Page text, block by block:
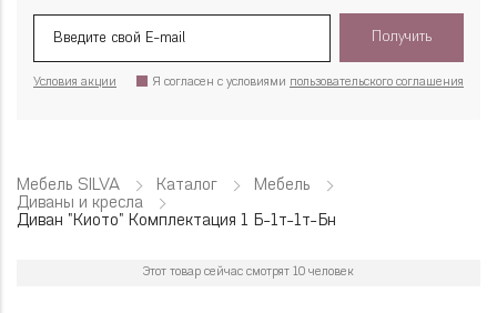
Получить
Я согласен с условиями пользовательского соглашения
Условия акции
Мебель SILVA Каталог
Мебель
Диваны и кресла
Диван "Киото" Комплектация 1 Б-1т-1т-Бн
Этот товар сейчас смотрят 10 человек